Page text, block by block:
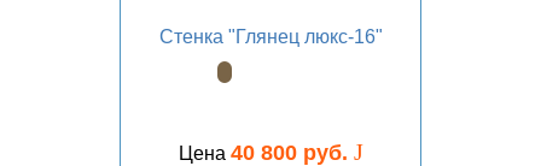
Стенка "Глянец люкс-16"
Цена 40 800 руб. J